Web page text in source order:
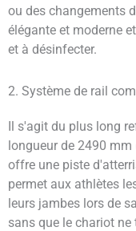
ou des changements
élégante et moderne
et à désinfecter.
2. Système de rail
Il s'agit du plus long
longueur de 2490
offre une piste
permet aux athlètes
leurs jambes lors de
sans que le chariot